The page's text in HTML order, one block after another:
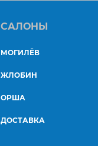
САЛОНЫ
МОГИЛЁВ
ЖЛОБИН
ОРША
ДОСТАВКА